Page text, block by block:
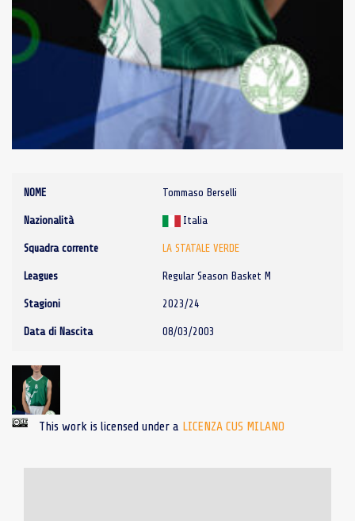
NOME Tommaso Berselli
Nazionalità Italia
Squadra corrente LA STATALE VERDE
Leagues Regular Season Basket M
Stagioni 2023/24
Data di Nascita 08/03/2003
This work is licensed under a LICENZA CUS MILANO